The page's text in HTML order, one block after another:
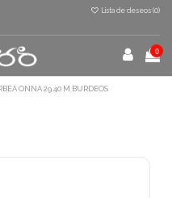
Lista de deseos (0)
0
ONNA 29 40 M BURDEOS
ONNA 29 40 M